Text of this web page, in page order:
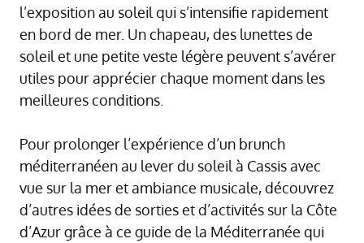
l’exposition au soleil qui s’intensifie rapidement
en bord de mer. Un chapeau, des lunettes de
soleil et une petite veste légère peuvent s’avérer
utiles pour apprécier chaque moment dans les
meilleures conditions.
Pour prolonger l’expérience d’un brunch
méditerranéen au lever du soleil à Cassis avec
vue sur la mer et ambiance musicale, découvrez
d’autres idées de sorties et d’activités sur la Côte
d’Azur grâce à ce guide de la Méditerranée qui